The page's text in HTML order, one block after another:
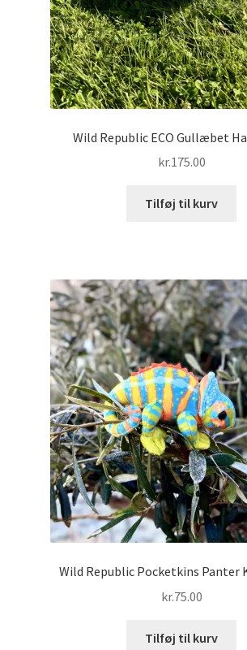
Wild Republic ECO Gullæbet
kr.175.00
Tilføj til kurv
Wild Republic Pocketkins Panter
kr.75.00
Tilføj til kurv